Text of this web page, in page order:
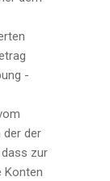
-
der der
zur
Konten